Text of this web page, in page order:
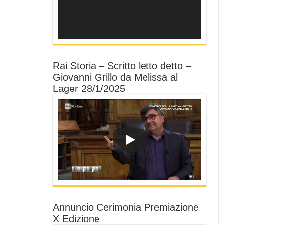
Rai Storia – Scritto letto detto –
Giovanni Grillo da Melissa al
Lager 28/1/2025
Annuncio Cerimonia Premiazione
X Edizione